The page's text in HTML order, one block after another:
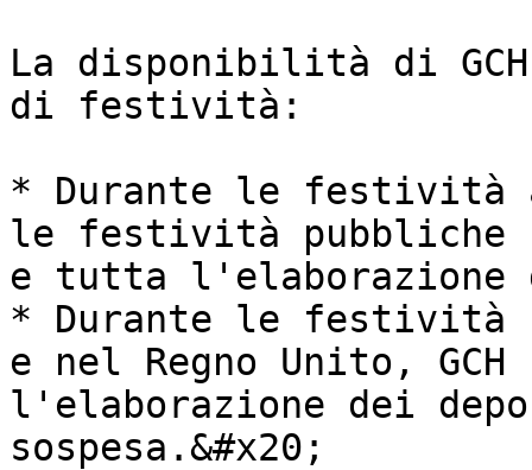
La disponibilità di
di festività:
* Durante le festività
le festività pubbliche
e tutta l'elaborazione
* Durante le festività
e nel Regno Unito,
l'elaborazione dei
sospesa.&#x20;